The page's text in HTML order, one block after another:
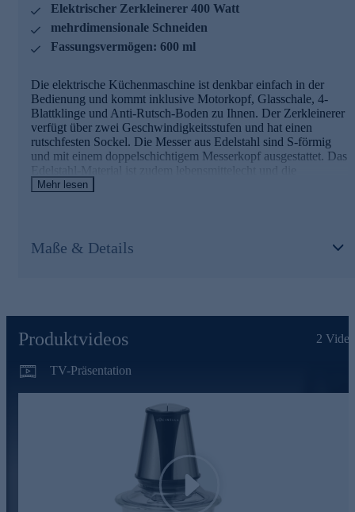
Elektrischer Zerkleinerer 400 Watt
mehrdimensionale Schneiden
Fassungsvermögen: 600 ml
Die elektrische Küchenmaschine ist denkbar einfach in der
Bedienung und kommt inklusive Motorkopf, Glasschale, 4-
Blattklinge und Anti-Rutsch-Boden zu Ihnen. Der Zerkleinerer
verfügt über zwei Geschwindigkeitsstufen und hat einen
rutschfesten Sockel. Die Messer aus Edelstahl sind S-förmig
und mit einem doppelschichtigem Messerkopf ausgestattet. Das
Edelstahl-Material ist zudem lebensmittelecht und die
Schneiden sind mehrdimensional. Mit diesem
Handumdrehen zubereitet.
Mehr lesen
Maße & Details
Produktvideos 2
TV-Präsentation
Play